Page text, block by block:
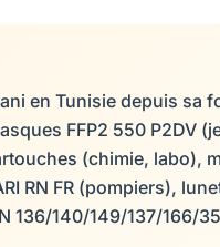
en Tunisie depuis sa
FFP2 550 P2DV
(chimie, labo),
RN FR (pompiers),
136/140/149/137/166/